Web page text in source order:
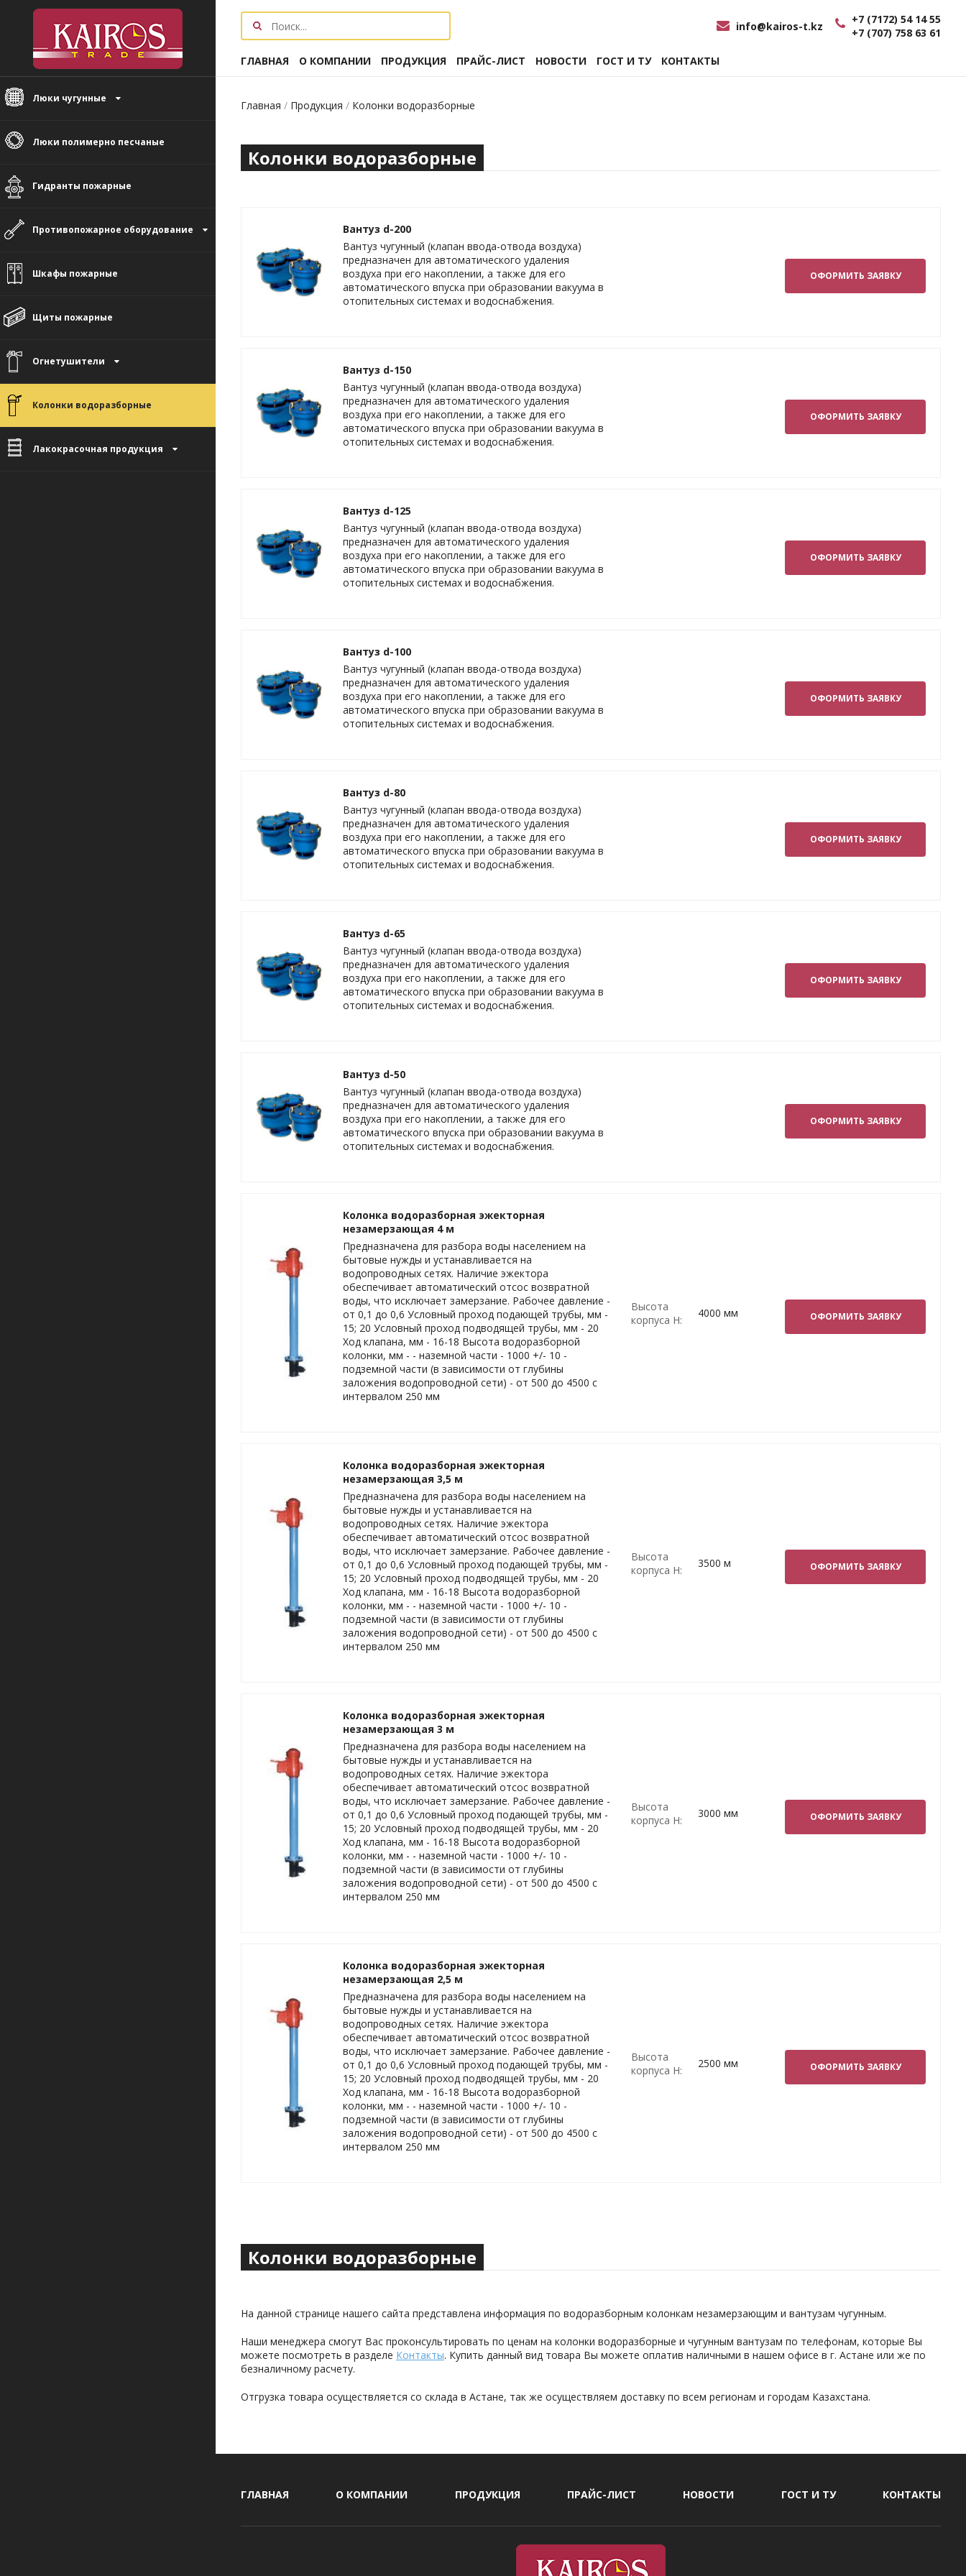
Люки чугунные 
Люки полимерно песчаные
Гидранты пожарные
Противопожарное оборудование 
Шкафы пожарные
Щиты пожарные
Огнетушители 
Колонки водоразборные
Лакокрасочная продукция 
 info@kairos-t.kz  +7 (7172) 54 14 55
+7 (707) 758 63 61
ГЛАВНАЯ О КОМПАНИИ ПРОДУКЦИЯ ПРАЙС-ЛИСТ НОВОСТИ ГОСТ И ТУ КОНТАКТЫ
Главная / Продукция / Колонки водоразборные
Колонки водоразборные
Вантуз d-200
Вантуз чугунный (клапан ввода-отвода воздуха)
предназначен для автоматического удаления
воздуха при его накоплении, а также для его
автоматического впуска при образовании вакуума в
отопительных системах и водоснабжения.
ОФОРМИТЬ ЗАЯВКУ
Вантуз d-150
Вантуз чугунный (клапан ввода-отвода воздуха)
предназначен для автоматического удаления
воздуха при его накоплении, а также для его
автоматического впуска при образовании вакуума в
отопительных системах и водоснабжения.
ОФОРМИТЬ ЗАЯВКУ
Вантуз d-125
Вантуз чугунный (клапан ввода-отвода воздуха)
предназначен для автоматического удаления
воздуха при его накоплении, а также для его
автоматического впуска при образовании вакуума в
отопительных системах и водоснабжения.
ОФОРМИТЬ ЗАЯВКУ
Вантуз d-100
Вантуз чугунный (клапан ввода-отвода воздуха)
предназначен для автоматического удаления
воздуха при его накоплении, а также для его
автоматического впуска при образовании вакуума в
отопительных системах и водоснабжения.
ОФОРМИТЬ ЗАЯВКУ
Вантуз d-80
Вантуз чугунный (клапан ввода-отвода воздуха)
предназначен для автоматического удаления
воздуха при его накоплении, а также для его
автоматического впуска при образовании вакуума в
отопительных системах и водоснабжения.
ОФОРМИТЬ ЗАЯВКУ
Вантуз d-65
Вантуз чугунный (клапан ввода-отвода воздуха)
предназначен для автоматического удаления
воздуха при его накоплении, а также для его
автоматического впуска при образовании вакуума в
отопительных системах и водоснабжения.
ОФОРМИТЬ ЗАЯВКУ
Вантуз d-50
Вантуз чугунный (клапан ввода-отвода воздуха)
предназначен для автоматического удаления
воздуха при его накоплении, а также для его
автоматического впуска при образовании вакуума в
отопительных системах и водоснабжения.
ОФОРМИТЬ ЗАЯВКУ
Колонка водоразборная эжекторная
незамерзающая 4 м
Предназначена для разбора воды населением на
бытовые нужды и устанавливается на
водопроводных сетях. Наличие эжектора
обеспечивает автоматический отсос возвратной
воды, что исключает замерзание. Рабочее давление -
от 0,1 до 0,6 Условный проход подающей трубы, мм -
15; 20 Условный проход подводящей трубы, мм - 20
Ход клапана, мм - 16-18 Высота водоразборной
колонки, мм - - наземной части - 1000 +/- 10 -
подземной части (в зависимости от глубины
заложения водопроводной сети) - от 500 до 4500 с
интервалом 250 мм
Высота
корпуса H:
4000 мм ОФОРМИТЬ ЗАЯВКУ
Колонка водоразборная эжекторная
незамерзающая 3,5 м
Предназначена для разбора воды населением на
бытовые нужды и устанавливается на
водопроводных сетях. Наличие эжектора
обеспечивает автоматический отсос возвратной
воды, что исключает замерзание. Рабочее давление -
от 0,1 до 0,6 Условный проход подающей трубы, мм -
15; 20 Условный проход подводящей трубы, мм - 20
Ход клапана, мм - 16-18 Высота водоразборной
колонки, мм - - наземной части - 1000 +/- 10 -
подземной части (в зависимости от глубины
заложения водопроводной сети) - от 500 до 4500 с
интервалом 250 мм
Высота
корпуса H:
3500 м ОФОРМИТЬ ЗАЯВКУ
Колонка водоразборная эжекторная
незамерзающая 3 м
Предназначена для разбора воды населением на
бытовые нужды и устанавливается на
водопроводных сетях. Наличие эжектора
обеспечивает автоматический отсос возвратной
воды, что исключает замерзание. Рабочее давление -
от 0,1 до 0,6 Условный проход подающей трубы, мм -
15; 20 Условный проход подводящей трубы, мм - 20
Ход клапана, мм - 16-18 Высота водоразборной
колонки, мм - - наземной части - 1000 +/- 10 -
подземной части (в зависимости от глубины
заложения водопроводной сети) - от 500 до 4500 с
интервалом 250 мм
Высота
корпуса H:
3000 мм ОФОРМИТЬ ЗАЯВКУ
Колонка водоразборная эжекторная
незамерзающая 2,5 м
Предназначена для разбора воды населением на
бытовые нужды и устанавливается на
водопроводных сетях. Наличие эжектора
обеспечивает автоматический отсос возвратной
воды, что исключает замерзание. Рабочее давление -
от 0,1 до 0,6 Условный проход подающей трубы, мм -
15; 20 Условный проход подводящей трубы, мм - 20
Ход клапана, мм - 16-18 Высота водоразборной
колонки, мм - - наземной части - 1000 +/- 10 -
подземной части (в зависимости от глубины
заложения водопроводной сети) - от 500 до 4500 с
интервалом 250 мм
Высота
корпуса H:
2500 мм ОФОРМИТЬ ЗАЯВКУ
Колонки водоразборные
На данной странице нашего сайта представлена информация по водоразборным колонкам незамерзающим и вантузам чугунным.
Наши менеджера смогут Вас проконсультировать по ценам на колонки водоразборные и чугунным вантузам по телефонам, которые Вы
можете посмотреть в разделе Контакты. Купить данный вид товара Вы можете оплатив наличными в нашем офисе в г. Астане или же по
безналичному расчету.
Отгрузка товара осуществляется со склада в Астане, так же осуществляем доставку по всем регионам и городам Казахстана.
ГЛАВНАЯ О КОМПАНИИ ПРОДУКЦИЯ ПРАЙС-ЛИСТ НОВОСТИ ГОСТ И ТУ КОНТАКТЫ